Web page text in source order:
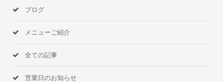
ブログ
メニューご紹介
全ての記事
営業日のお知らせ